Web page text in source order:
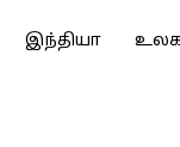
இந்தியா